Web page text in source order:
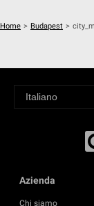
Home > Budapest >
Azienda
Chi siamo